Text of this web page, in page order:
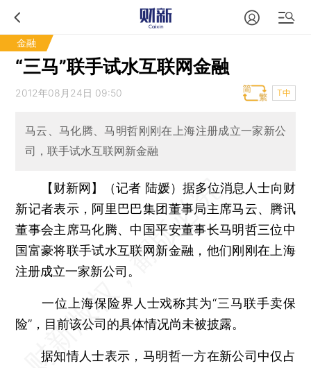
金融
“三马”联手试水互联网金融
2012年08月24日 09:50 T中
马云、马化腾、马明哲刚刚在上海注册成立一家新公
司，联手试水互联网新金融
【财新网】（记者 陆媛） 据多位消息人士向财
新记者表示，阿里巴巴集团董事局主席马云、腾讯
董事会主席马化腾、中国平安董事长马明哲三位中
国富豪将联手试水互联网新金融，他们刚刚在上海
注册成立一家新公司。
一位上海保险界人士戏称其为“三马联手卖保
险”，目前该公司的具体情况尚未被披露。
据知情人士表示，马明哲一方在新公司中仅占